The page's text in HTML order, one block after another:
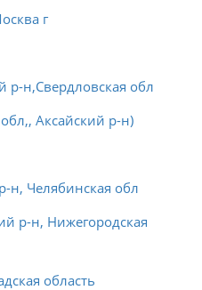
г
р-н,Свердловская обл
Аксайский р-н)
н, Челябинская обл
р-н, Нижегородская
область